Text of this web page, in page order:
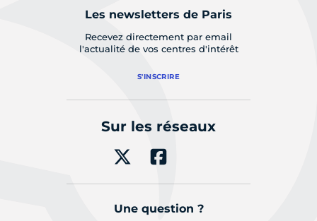
Les newsletters de Paris
Recevez directement par email
l'actualité de vos centres d'intérêt
S'INSCRIRE
Sur les réseaux
Une question ?